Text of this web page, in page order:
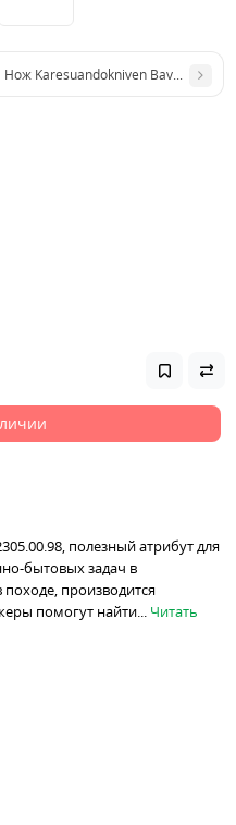
Нож Karesuandokniven Baver
полезный атрибут для
бытовых задач в
производится
помогут найти... Читать